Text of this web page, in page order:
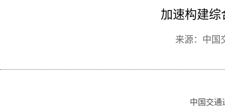
加速构建综
来源：中国
中国交通